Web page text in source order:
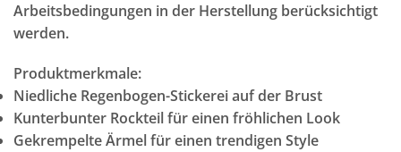
Arbeitsbedingungen in der Herstellung berücksichtigt
werden.
Produktmerkmale:
Niedliche Regenbogen-Stickerei auf der Brust
Kunterbunter Rockteil für einen fröhlichen Look
Gekrempelte Ärmel für einen trendigen Style